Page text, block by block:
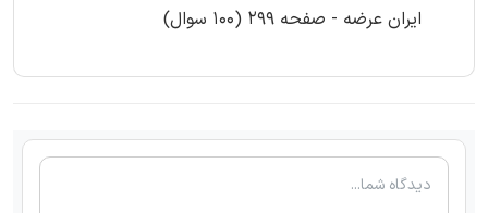
ایران عرضه - صفحه 299 (100 سوال)